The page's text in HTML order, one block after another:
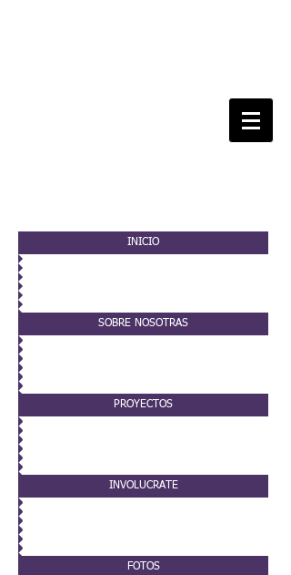
INICIO
SOBRE NOSOTRAS
PROYECTOS
INVOLUCRATE
FOTOS